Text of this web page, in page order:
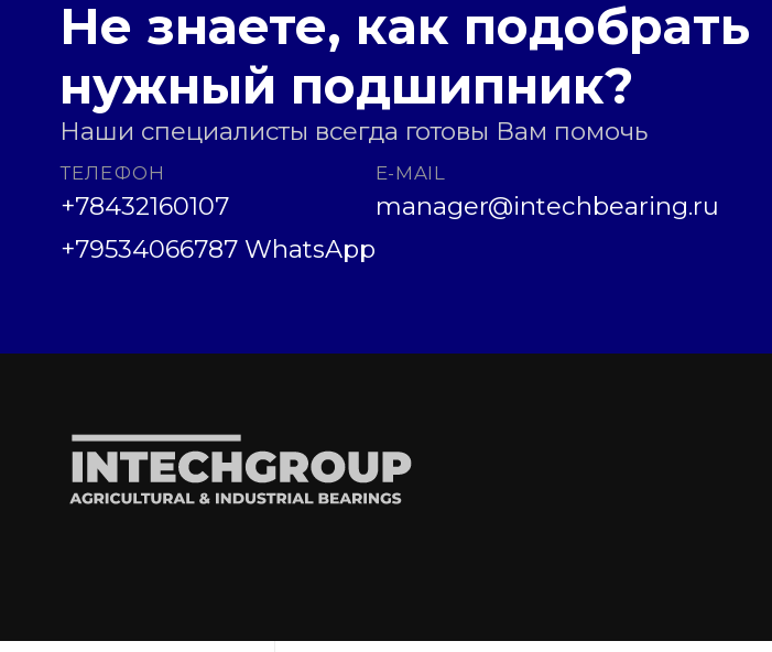
Не знаете, как подобрать
нужный подшипник?
Наши специалисты всегда готовы Вам помочь
ТЕЛЕФОН
+78432160107
+79534066787 WhatsApp
E-MAIL
manager@intechbearing.ru